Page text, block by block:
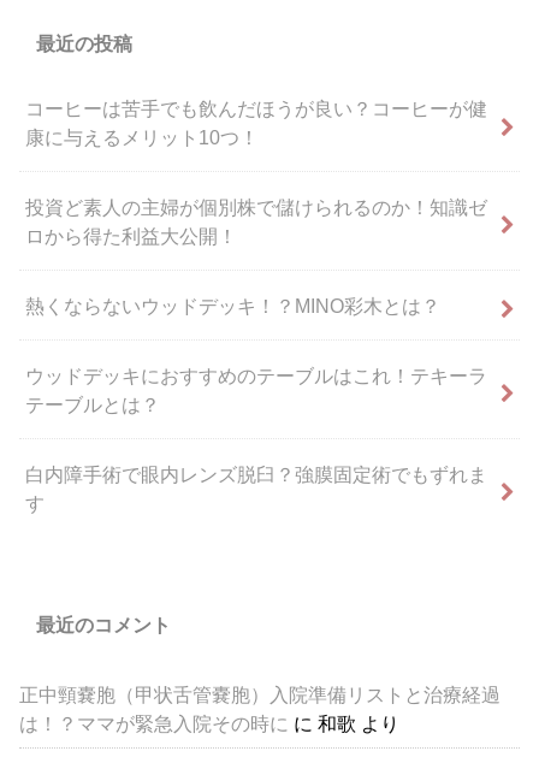
最近の投稿
コーヒーは苦手でも飲んだほうが良い？コーヒーが健
康に与えるメリット10つ！
投資ど素人の主婦が個別株で儲けられるのか！知識ゼ
ロから得た利益大公開！
熱くならないウッドデッキ！？MINO彩木とは？
ウッドデッキにおすすめのテーブルはこれ！テキーラ
テーブルとは？
白内障手術で眼内レンズ脱臼？強膜固定術でもずれま
す
最近のコメント
正中頸嚢胞（甲状舌管嚢胞）入院準備リストと治療経過
は！？ママが緊急入院その時に に和歌 より